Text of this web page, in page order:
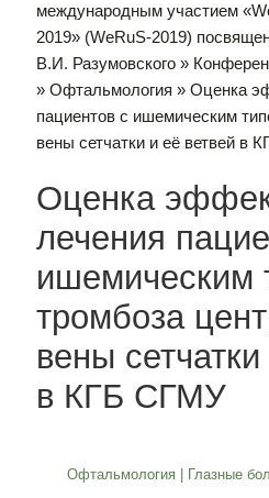
международным участием
2019» (WeRuS-2019)
В.И. Разумовского »
»Офтальмология » Оценка
пациентов с ишемическим
вены сетчатки и её ветвей в
Оценка
лечения
ишемическим
тромбоза
вены
в КГБ СГМУ
Офтальмология Глазные